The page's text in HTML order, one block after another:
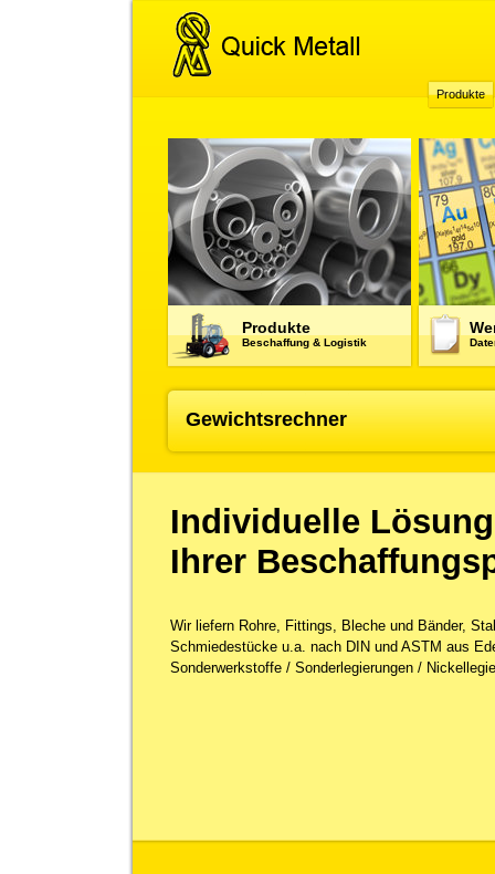
Produkte
Beschaffung & Logistik
Gewichtsrechner
Produkte
Individuelle Lösung
Ihrer
Wir liefern Rohre, Fittings, Bleche und Bänder,
Schmiedestücke u.a. nach DIN und ASTM aus
Sonderwerkstoffe / Sonderlegierungen /